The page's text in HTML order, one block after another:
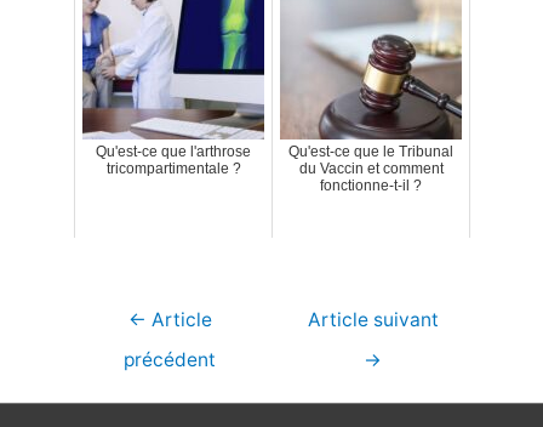
Qu'est-ce que l'arthrose
tricompartimentale ?
Qu'est-ce que le Tribunal
du Vaccin et comment
fonctionne-t-il ?
Navigation
← Article
précédent
Article suivant
→